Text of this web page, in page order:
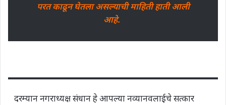
परत काढून घेतला असल्याची माहिती हाती आली
आहे.
दरम्यान नगराध्यक्ष संधान हे आपल्या नव्यानवलाईचे सत्कार